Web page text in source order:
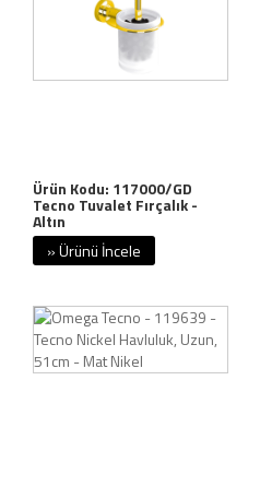
Ürün Kodu: 117000/GD
Tecno Tuvalet Fırçalık -
Altın
» Ürünü İncele